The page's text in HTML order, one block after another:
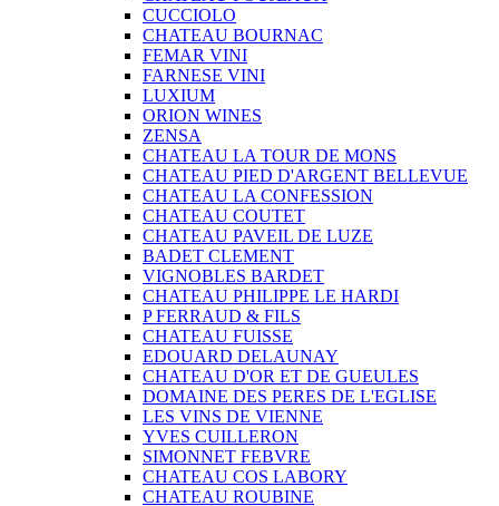
CUCCIOLO
CHATEAU BOURNAC
FEMAR VINI
FARNESE VINI
LUXIUM
ORION WINES
ZENSA
CHATEAU LA TOUR DE MONS
CHATEAU PIED D'ARGENT BELLEVUE
CHATEAU LA CONFESSION
CHATEAU COUTET
CHATEAU PAVEIL DE LUZE
BADET CLEMENT
VIGNOBLES BARDET
CHATEAU PHILIPPE LE HARDI
P FERRAUD & FILS
CHATEAU FUISSE
EDOUARD DELAUNAY
CHATEAU D'OR ET DE GUEULES
DOMAINE DES PERES DE L'EGLISE
LES VINS DE VIENNE
YVES CUILLERON
SIMONNET FEBVRE
CHATEAU COS LABORY
CHATEAU ROUBINE